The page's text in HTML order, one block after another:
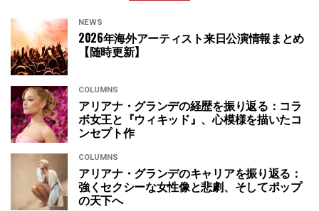
NEWS
2026年海外アーティスト来日公演情報まとめ
【随時更新】
COLUMNS
アリアナ・グランデの経歴を振り返る：コラ
ボ女王と『ウィキッド』、心模様を描いたコ
ンセプト作
COLUMNS
アリアナ・グランデのキャリアを振り返る：
強くセクシーな女性像と悲劇、そしてポップ
の天下へ